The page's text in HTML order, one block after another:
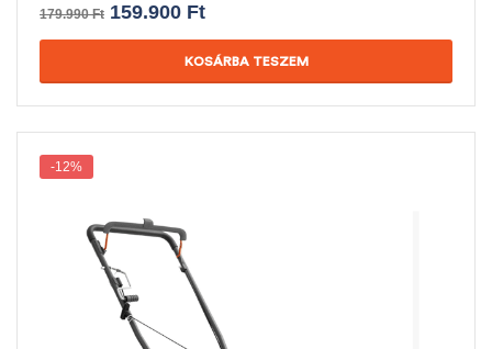
179.990Ft 159.900 Ft
KOSÁRBA TESZEM
-12%